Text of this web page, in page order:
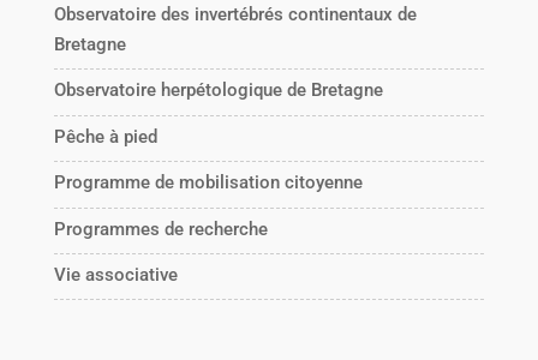
Observatoire des invertébrés continentaux de
Bretagne
Observatoire herpétologique de Bretagne
Pêche à pied
Programme de mobilisation citoyenne
Programmes de recherche
Vie associative